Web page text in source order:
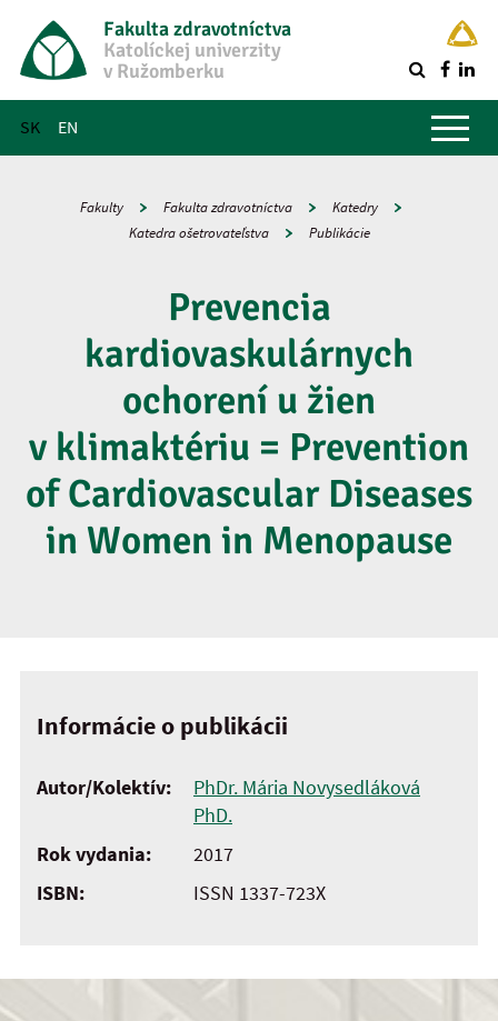
Fakulta zdravotníctva
Katolíckej univerzity
v Ružomberku
SK EN
Hlavné menu
Fakulty Fakulta zdravotníctva
Katedry
Katedra ošetrovateľstva
Publikácie
Prevencia
kardiovaskulárnych
ochorení u žien
v klimaktériu = Prevention
of Cardiovascular Diseases
in Women in Menopause
Informácie o publikácii
Autor/Kolektív:
PhDr. Mária Novysedláková
PhD.
Rok vydania:
2017
ISBN:
ISSN 1337-723X